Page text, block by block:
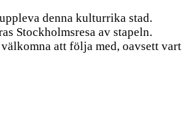
denna kulturrika stad.
Stockholmsresa av stapeln.
att följa med, oavsett vart